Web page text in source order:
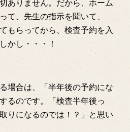
ありません。だから、ホーム
て、先生の指示を聞いて、
もらってから、検査予約を入
かし・・・！
場合は、「半年後の予約にな
るのです。「検査半年後っ
りになるのでは！？」と思い